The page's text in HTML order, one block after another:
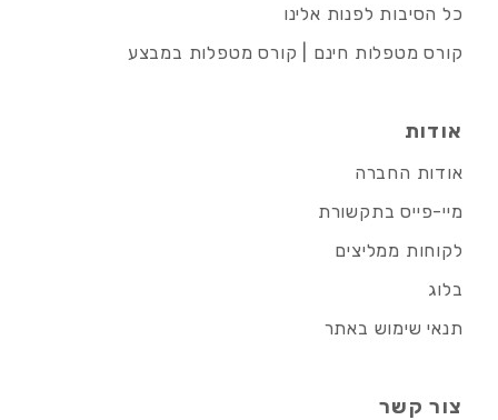
כל הסיבות לפנות אלינו
קורס מטפלות חינם | קורס מטפלות במבצע
אודות
אודות החברה
מיי-פייס בתקשורת
לקוחות ממליצים
בלוג
תנאי שימוש באתר
צור קשר